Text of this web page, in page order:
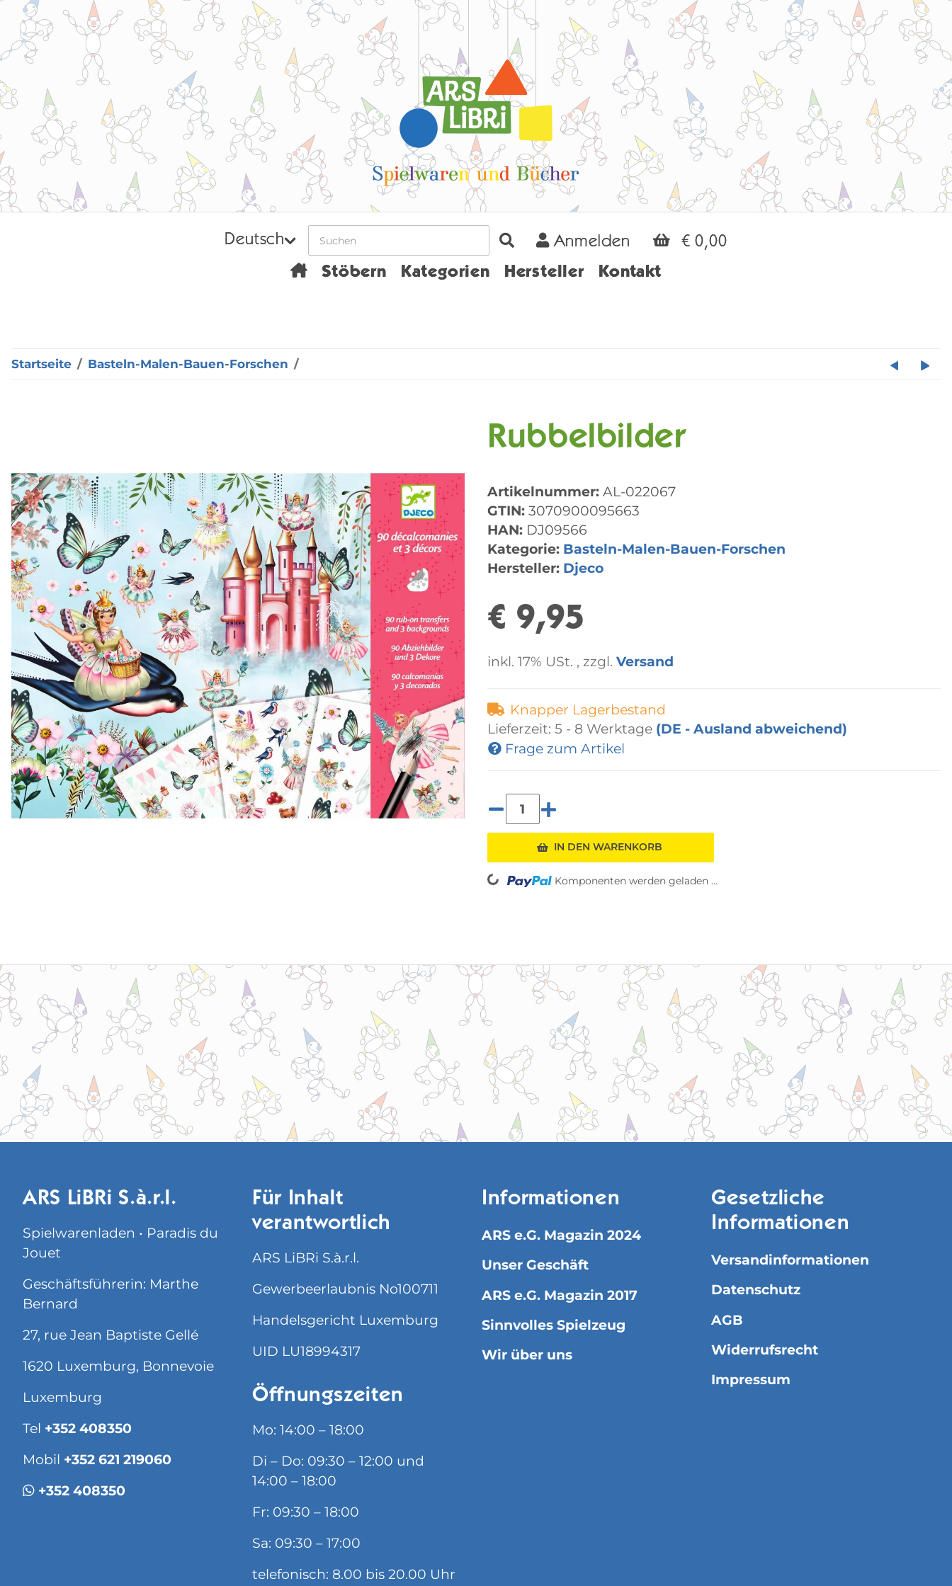
Deutsch
Home
Stöbern Kategorien Hersteller Kontakt
Anmelden € 0,00
Startseite Basteln-Malen-Bauen-Forschen
Rubbelbilder
Artikelnummer: AL-022067
GTIN: 3070900095663
HAN: DJ09566
Kategorie: Basteln-Malen-Bauen-Forschen
Hersteller: Djeco
€ 9,95
inkl. 17% USt. , zzgl. Versand
Knapper Lagerbestand
Lieferzeit: 5 - 8 Werktage (DE - Ausland abweichend)
Frage zum Artikel
IN DEN WARENKORB
Loading... Komponenten werden geladen ...
ARS LiBRi S.à.r.l.
Spielwarenladen • Paradis du
Jouet
Geschäftsführerin: Marthe
Bernard
27, rue Jean Baptiste Gellé
1620 Luxemburg, Bonnevoie
Luxemburg
Tel +352 408350
Mobil +352 621 219060
+352 408350
Für Inhalt
verantwortlich
ARS LiBRi S.à.r.l.
Gewerbeerlaubnis No100711
Handelsgericht Luxemburg
UID LU18994317
Öffnungszeiten
Mo: 14:00 – 18:00
Di – Do: 09:30 – 12:00 und
14:00 – 18:00
Fr: 09:30 – 18:00
Sa: 09:30 – 17:00
telefonisch: 8.00 bis 20.00 Uhr
Informationen
ARS e.G. Magazin 2024
Unser Geschäft
ARS e.G. Magazin 2017
Sinnvolles Spielzeug
Wir über uns
Gesetzliche
Informationen
Versandinformationen
Datenschutz
AGB
Widerrufsrecht
Impressum